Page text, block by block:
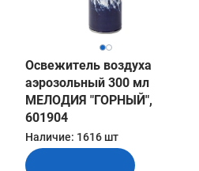
Освежитель воздуха
аэрозольный 300 мл
МЕЛОДИЯ "ГОРНЫЙ",
601904
Наличие: 1616 шт